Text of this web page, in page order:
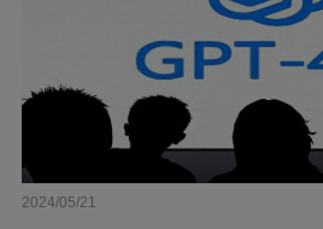
2024/05/21